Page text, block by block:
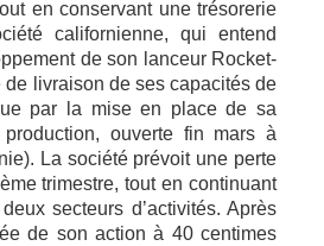
en conservant une trésorerie
californienne, qui entend
de son lanceur Rocket-
de livraison de ses capacités de
par la mise en place de sa
ouverte fin mars à
La société prévoit une perte
trimestre, tout en continuant
secteurs d’activités. Après
de son action à 40 centimes